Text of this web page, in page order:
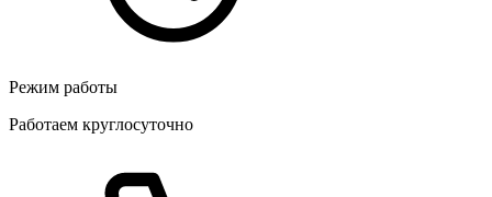
Режим работы
Работаем круглосуточно